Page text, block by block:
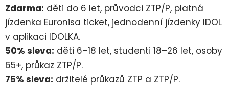
Zdarma: děti do 6 let, průvodci ZTP/P, platná
jízdenka Euronisa ticket, jednodenní jízdenky IDOL
v aplikaci IDOLKA.
50% sleva: děti 6–18 let, studenti 18–26 let, osoby
65+, průkaz ZTP/P.
75% sleva: držitelé průkazů ZTP a ZTP/P.